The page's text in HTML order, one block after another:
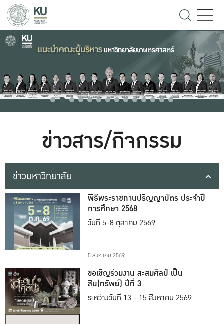
ข่าวสาร/กิจกรรม
ข่าวมหาวิทยาลัย
พิธีพระราชทานปริญญาบัตร ประจำปี
การศึกษา 2568
วันที่ 5-8 ตุลาคม 2569
5 สิงหาคม 2569
ขอเชิญร่วมงาน สะสมศิลป์ เป็น
สิน(ทรัพย์) ปีที่ 3
ระหว่างวันที่ 13 - 15 สิงหาคม 2569